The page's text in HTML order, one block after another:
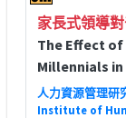
家長式領導
The Effect
Millennials
人力資源管理研
Institute of